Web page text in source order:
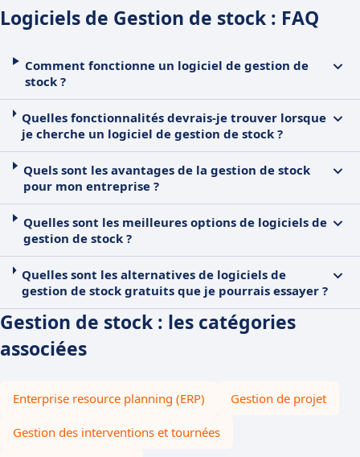
Logiciels de Gestion de stock : FAQ
Comment fonctionne un logiciel de gestion de
stock ?
Quelles fonctionnalités devrais-je trouver lorsque
je cherche un logiciel de gestion de stock ?
Quels sont les avantages de la gestion de stock
pour mon entreprise ?
Quelles sont les meilleures options de logiciels de
gestion de stock ?
Quelles sont les alternatives de logiciels de
gestion de stock gratuits que je pourrais essayer ?
Gestion de stock : les catégories
associées
Enterprise resource planning (ERP) Gestion de projet
Gestion des interventions et tournées